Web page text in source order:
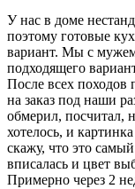
У нас в доме
поэтому готовые
вариант. Мы с
подходящего
После всех
на заказ под наши
обмерил, посчитал,
хотелось, и
скажу, что это
вписалась и цвет
Примерно через 2